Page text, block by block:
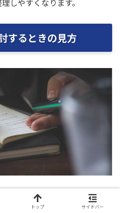
するときの見方
を考える人が、ネットの評判
るための見方を整理します。
トップ サイドバー